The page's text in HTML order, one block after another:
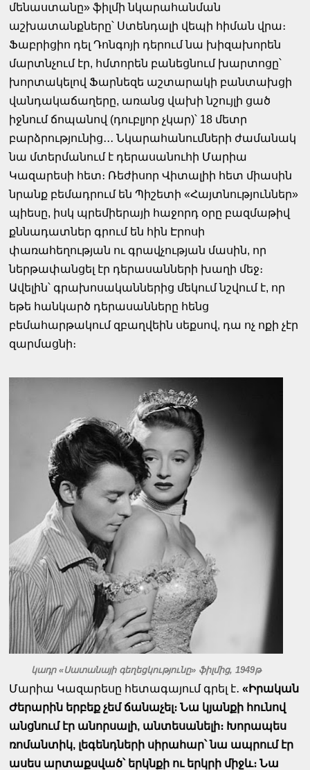
մենաստանը» ֆիլմի նկարահանման
աշխատանքները՝ Ստենդալի վեպի հիման վրա։
Ֆաբրիցիո դել Դոնգոյի դերում նա խիզախորեն
մարտնչում էր, հմտորեն բանեցնում խարտոցը՝
խորտակելով Ֆարնեզե աշտարակի բանտախցի
վանդակաճաղերը, առանց վախի նշույլի ցած
իջնում ճոպանով (դուբլյոր չկար)՝ 18 մետր
բարձրությունից․․․ Նկարահանումների ժամանակ
նա մտերմանում է դերասանուհի Մարիա
Կազարեսի հետ։ Ռեժիսոր Վիտալիի հետ միասին
նրանք բեմադրում են Պիշետի «Հայտնություններ»
պիեսը, իսկ պրեմիերայի հաջորդ օրը բազմաթիվ
քննադատներ գրում են հին Էրոսի
փառահեղության ու գրավչության մասին, որ
ներթափանցել էր դերասանների խաղի մեջ։
Ավելին՝ գրախոսականներից մեկում նշվում է, որ
եթե հանկարծ դերասանները հենց
բեմահարթակում զբաղվեին սեքսով, դա ոչ ոքի չէր
զարմացնի։
կադր «Սատանայի գեղեցկությունը» ֆիլմից, 1949թ
Մարիա Կազարեսը հետագայում գրել է․«Իրական
Ժերարին երբեք չեմ ճանաչել։ Նա կյանքի հունով
անցնում էր անորսալի, անտեսանելի։ Խորապես
ռոմանտիկ, լեգենդների սիրահար՝ նա ապրում էր
ասես արտաքսված՝ երկնքի ու երկրի միջև։ Նա